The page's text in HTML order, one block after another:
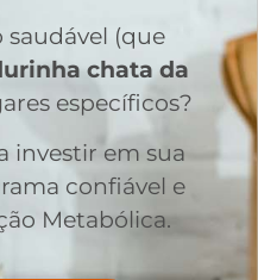
(que
chata da
específicos?
investir em sua
confiável e
Metabólica.